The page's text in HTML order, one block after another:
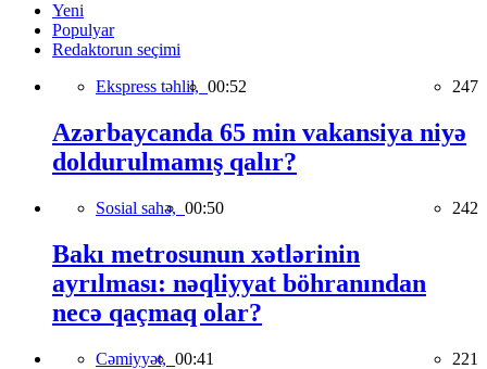
Yeni
Populyar
Redaktorun seçimi
Ekspress təhlil, 00:52 247
Azərbaycanda 65 min vakansiya niyə
doldurulmamış qalır?
Sosial sahə, 00:50 242
Bakı metrosunun xətlərinin
ayrılması: nəqliyyat böhranından
necə qaçmaq olar?
Cəmiyyət, 00:41 221